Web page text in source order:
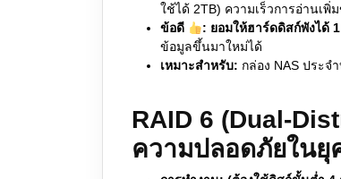
ใช้ได้ 2TB) ความเร็วการอ่านเพิ่
ข้อดี
: ยอมให้ฮาร์ดดิสก์พังได้
ข้อมูลขึ้นมาใหม่ได้
เหมาะสำหรับ: กล่อง NAS ประ
RAID 6 (Dual-
ความปลอดภัยในยุ